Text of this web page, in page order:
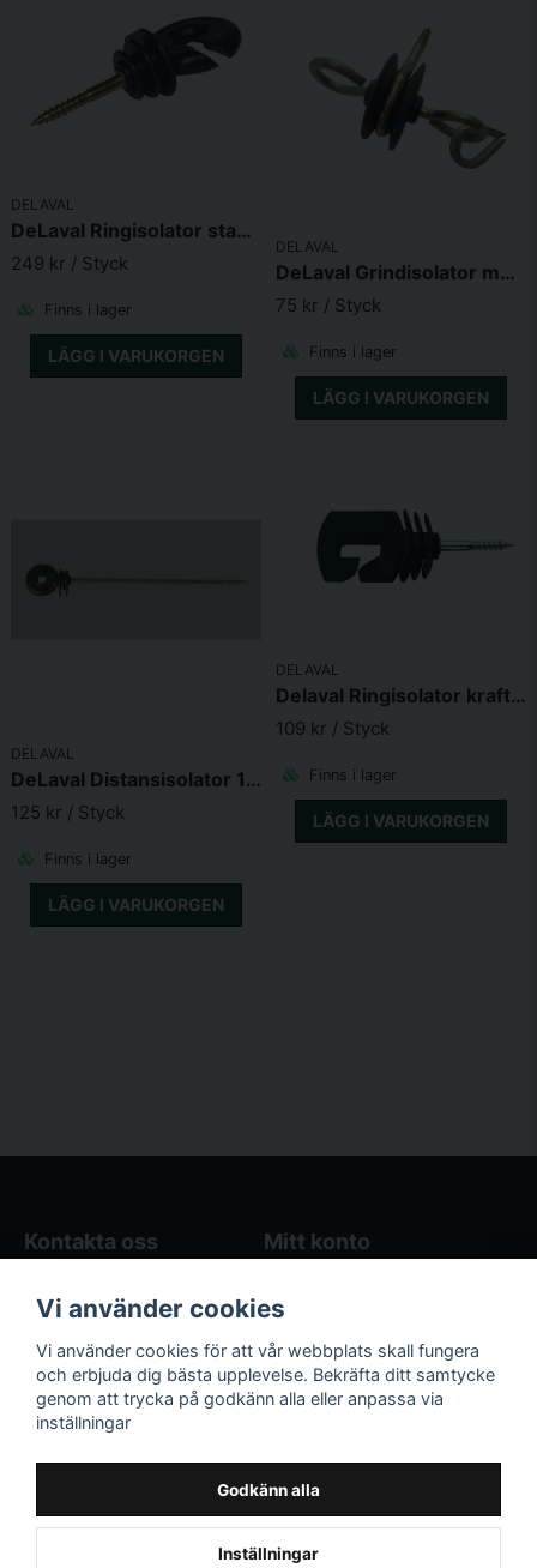
DELAVAL
DeLaval Ringisolator standard 120-p
249 kr / Styck
Finns i lager
LÄGG I VARUKORGEN
DELAVAL
DeLaval Grindisolator med Kaus 4-pack
75 kr / Styck
Finns i lager
LÄGG I VARUKORGEN
DELAVAL
DeLaval Distansisolator 10-p 20cm
125 kr / Styck
Finns i lager
LÄGG I VARUKORGEN
DELAVAL
Delaval Ringisolator kraftig 25-pack
109 kr / Styck
Finns i lager
LÄGG I VARUKORGEN
Kontakta oss
Butikens öppettider
Kontakta oss
Mitt konto
Registrera dig
Följ oss på sociala
medier!
Våra räkneverktyg
Hönsgårdsräknare
Vi använder cookies
Vi använder cookies för att vår webbplats skall fungera
och erbjuda dig bästa upplevelse. Bekräfta ditt samtycke
genom att trycka på godkänn alla eller anpassa via
inställningar
Godkänn alla
Inställningar